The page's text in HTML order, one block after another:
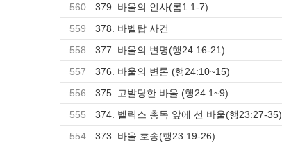
560
379. 바울의 인사(롬1:1-7)
559
378. 바벨탑 사건
558
377. 바울의 변명(행24:16-21)
557
376. 바울의 변론 (행24:10~15)
556
375. 고발당한 바울 (행24:1~9)
555
374. 벨릭스 총독 앞에 선 바울(행23:27-35)
554
373. 바울 호송(행23:19-26)